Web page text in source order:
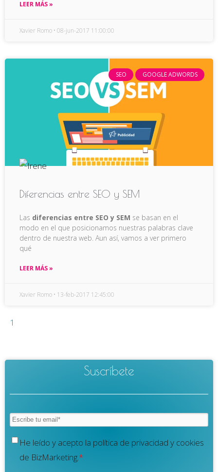
LEER MÁS »
Xavier Romo 08-jun-2017 11:00:00
SEO GOOGLE ADWORDS
Diferencias entre SEO y SEM
Las diferencias entre SEO y SEM se basan en el
modo en el que posicionamos nuestras palabras clave
dentro de nuestra web. Aun así, vamos a ver primero
qué
LEER MÁS »
Xavier Romo 13-feb-2017 12:45:00
1
Suscríbete
He leído y acepto la política de privacidad y cookies
de BizMarketing.*